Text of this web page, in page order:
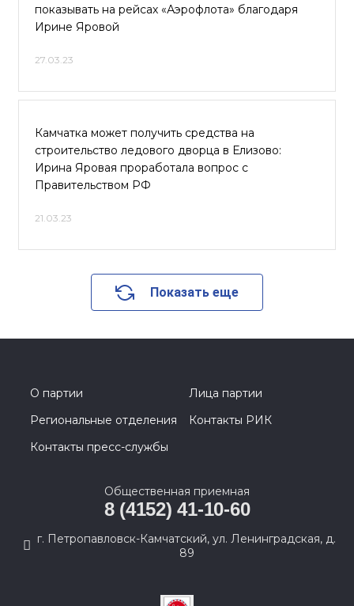
показывать на рейсах «Аэрофлота» благодаря
Ирине Яровой
27.03.23
Камчатка может получить средства на
строительство ледового дворца в Елизово:
Ирина Яровая проработала вопрос с
Правительством РФ
21.03.23
Показать еще
О партии
Лица партии
Региональные отделения
Контакты РИК
Контакты пресс-службы
Общественная приемная
8 (4152) 41-10-60
г. Петропавловск-Камчатский, ул. Ленинградская, д.
89